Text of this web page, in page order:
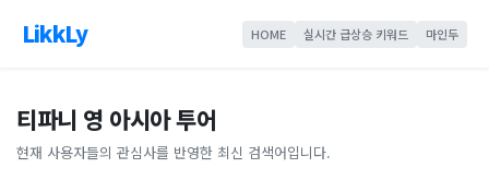
LikkLy HOME 실시간 급상승 키워드 마인두
티파니 영 아시아 투어
현재 사용자들의 관심사를 반영한 최신 검색어입니다.